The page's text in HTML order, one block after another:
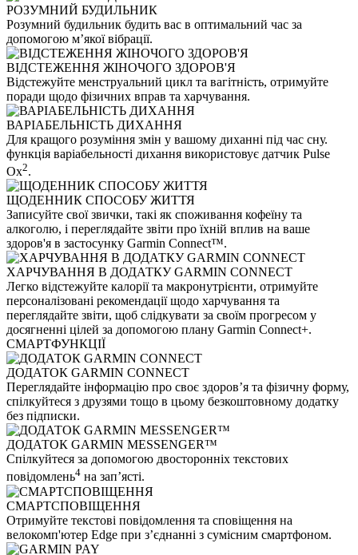
РОЗУМНИЙ БУДИЛЬНИК
Розумний будильник будить вас в оптимальний час за
допомогою м’якої вібрації.
ВІДСТЕЖЕННЯ ЖІНОЧОГО ЗДОРОВ'Я
Відстежуйте менструальний цикл та вагітність, отримуйте
поради щодо фізичних вправ та харчування.
ВАРІАБЕЛЬНІСТЬ ДИХАННЯ
Для кращого розуміння змін у вашому диханні під час сну.
функція варіабельності дихання використовує датчик Pulse
Ox2.
ЩОДЕННИК СПОСОБУ ЖИТТЯ
Записуйте свої звички, такі як споживання кофеїну та
алкоголю, і переглядайте звіти про їхній вплив на ваше
здоров'я в застосунку Garmin Connect™.
ХАРЧУВАННЯ В ДОДАТКУ GARMIN CONNECT
Легко відстежуйте калорії та макронутрієнти, отримуйте
персоналізовані рекомендації щодо харчування та
переглядайте звіти, щоб слідкувати за своїм прогресом у
досягненні цілей за допомогою плану Garmin Connect+.
СМАРТФУНКЦІЇ
ДОДАТОК GARMIN CONNECT
Переглядайте інформацію про своє здоров’я та фізичну форму,
спілкуйтеся з друзями тощо в цьому безкоштовному додатку
без підписки.
ДОДАТОК GARMIN MESSENGER™
Спілкуйтеся за допомогою двосторонніх текстових
повідомлень4 на зап’ясті.
СМАРТСПОВІЩЕННЯ
Отримуйте текстові повідомлення та сповіщення на
велокомп'ютер Edge при з’єднанні з сумісним смартфоном.